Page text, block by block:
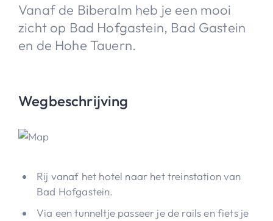
Vanaf de Biberalm heb je een mooi
zicht op Bad Hofgastein, Bad Gastein
en de Hohe Tauern.
Wegbeschrijving
Rij vanaf het hotel naar het treinstation van
Bad Hofgastein.
Via een tunneltje passeer je de rails en fiets je